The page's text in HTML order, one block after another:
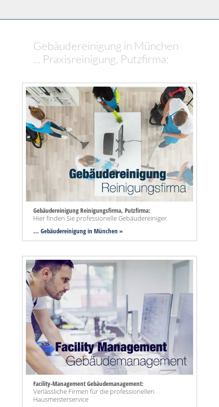
Gebäudereinigung in München
... Praxisreinigung, Putzfirma:
Gebäudereinigung Reinigungsfirma, Putzfirma:
Hier finden Sie professionelle Gebäudereiniger
... Gebäudereinigung in München »
Facility-Management Gebäudemanagement:
Verlässliche Firmen für die professionellen
Hausmeisterservice